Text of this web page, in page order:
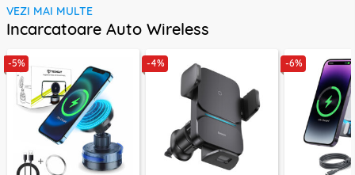
VEZI MAI MULTE
Incarcatoare Auto Wireless
-5% -4% -6%